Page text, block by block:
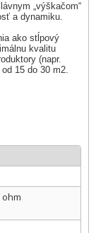
„výškačom“
a dynamiku.
ako stĺpový
kvalitu
(napr.
15 do 30 m2.